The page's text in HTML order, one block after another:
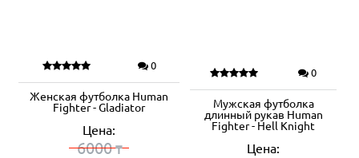
0
Женская футболка Human
Fighter - Gladiator
Цена:
6000₸
0
Мужская футболка
длинный рукав Human
Fighter - Hell Knight
Цена: